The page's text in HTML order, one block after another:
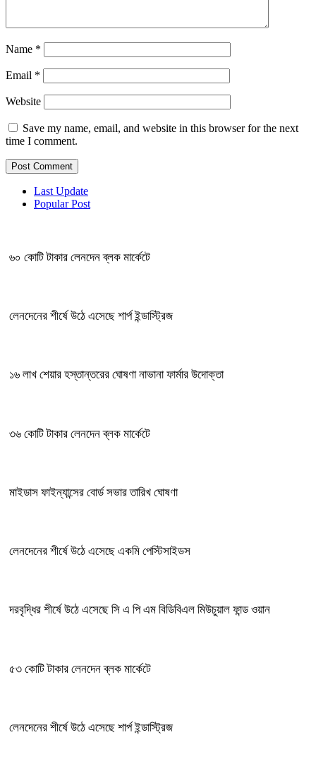
Name *
Email *
Website
Save my name, email, and website in this browser for the next
time I comment.
Last Update
Popular Post
৬০ কোটি টাকার লেনদেন ব্লক মার্কেটে
লেনদেনের শীর্ষে উঠে এসেছে শার্প ইন্ডাস্ট্রিজ
১৬ লাখ শেয়ার হস্তান্তরের ঘোষণা নাভানা ফার্মার উদোক্তা
৩৬ কোটি টাকার লেনদেন ব্লক মার্কেটে
মাইডাস ফাইন্যান্সের বোর্ড সভার তারিখ ঘোষণা
লেনদেনের শীর্ষে উঠে এসেছে একমি পেস্টিসাইডস
দরবৃদ্ধির শীর্ষে উঠে এসেছে সি এ পি এম বিডিবিএল মিউচুয়াল ফান্ড ওয়ান
৫৩ কোটি টাকার লেনদেন ব্লক মার্কেটে
লেনদেনের শীর্ষে উঠে এসেছে শার্প ইন্ডাস্ট্রিজ